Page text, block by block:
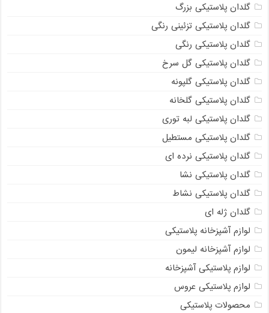
گلدان پلاستیکی بزرگ
گلدان پلاستیکی تزئینی رنگی
گلدان پلاستیکی رنگی
گلدان پلاستیکی گل سرخ
گلدان پلاستیکی گلپونه
گلدان پلاستیکی گلخانه
گلدان پلاستیکی لبه توری
گلدان پلاستیکی مستطیل
گلدان پلاستیکی نرده ای
گلدان پلاستیکی نشا
گلدان پلاستیکی نشاط
گلدان ژله ای
لوازم آشپزخانه پلاستیکی
لوازم آشپزخانه لیمون
لوازم پلاستیکی آشپزخانه
لوازم پلاستیکی عروس
محصولات پلاستیکی